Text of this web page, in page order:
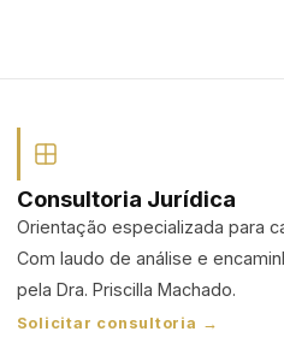
Consultoria Jurídica
Orientação especializada para
Com laudo de análise e
pela Dra. Priscilla Machado.
Solicitar consultoria →